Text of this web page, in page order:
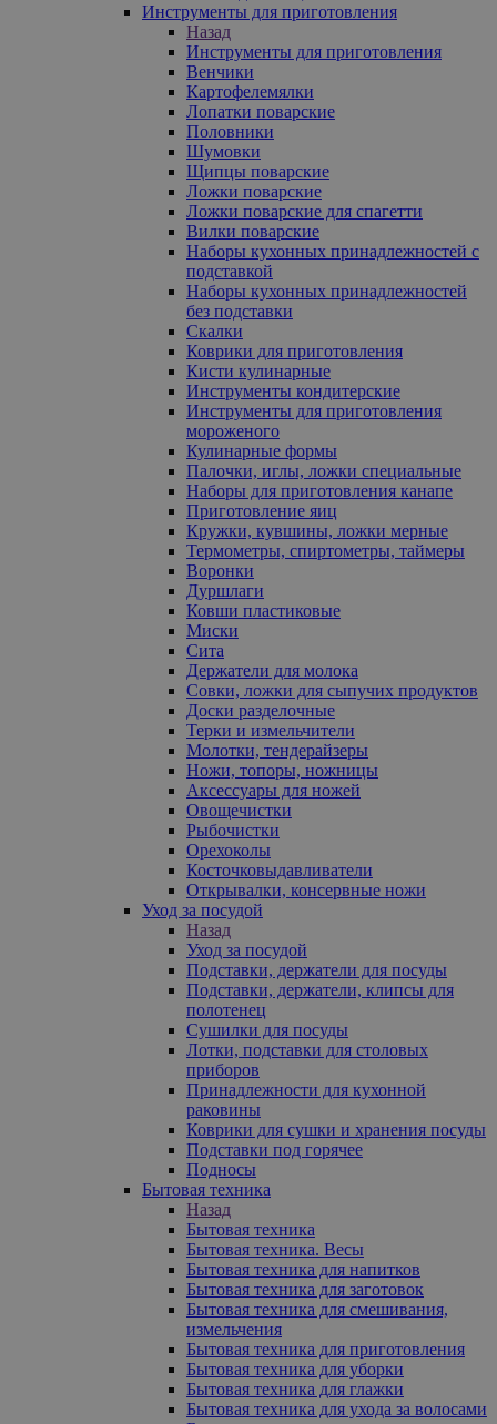
Инструменты для приготовления
Назад
Инструменты для приготовления
Венчики
Картофелемялки
Лопатки поварские
Половники
Шумовки
Щипцы поварские
Ложки поварские
Ложки поварские для спагетти
Вилки поварские
Наборы кухонных принадлежностей с
подставкой
Наборы кухонных принадлежностей
без подставки
Скалки
Коврики для приготовления
Кисти кулинарные
Инструменты кондитерские
Инструменты для приготовления
мороженого
Кулинарные формы
Палочки, иглы, ложки специальные
Наборы для приготовления канапе
Приготовление яиц
Кружки, кувшины, ложки мерные
Термометры, спиртометры, таймеры
Воронки
Дуршлаги
Ковши пластиковые
Миски
Сита
Держатели для молока
Совки, ложки для сыпучих продуктов
Доски разделочные
Терки и измельчители
Молотки, тендерайзеры
Ножи, топоры, ножницы
Аксессуары для ножей
Овощечистки
Рыбочистки
Орехоколы
Косточковыдавливатели
Открывалки, консервные ножи
Уход за посудой
Назад
Уход за посудой
Подставки, держатели для посуды
Подставки, держатели, клипсы для
полотенец
Сушилки для посуды
Лотки, подставки для столовых
приборов
Принадлежности для кухонной
раковины
Коврики для сушки и хранения посуды
Подставки под горячее
Подносы
Бытовая техника
Назад
Бытовая техника
Бытовая техника. Весы
Бытовая техника для напитков
Бытовая техника для заготовок
Бытовая техника для смешивания,
измельчения
Бытовая техника для приготовления
Бытовая техника для уборки
Бытовая техника для глажки
Бытовая техника для ухода за волосами